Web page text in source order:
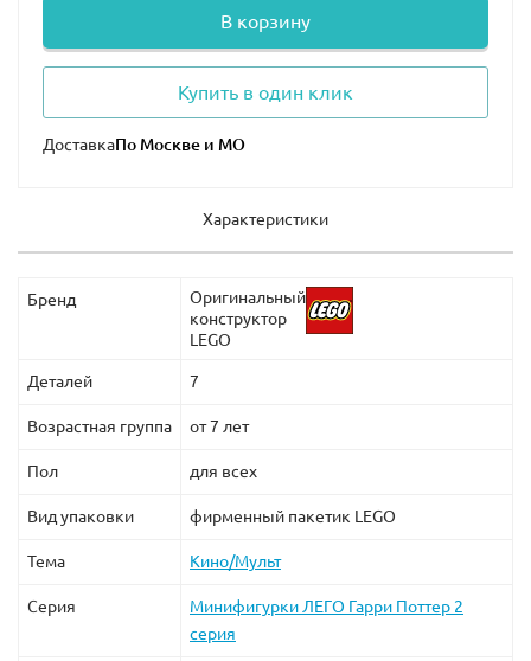
В корзину
Купить в один клик
Доставка
Характеристики
Бренд
Оригинальный
конструктор
LEGO
Деталей 7
Возрастная группа от 7 лет
Пол для всех
Вид упаковки фирменный пакетик LEGO
Тема Кино/Мульт
Серия
Минифигурки ЛЕГО Гарри Поттер 2
серия